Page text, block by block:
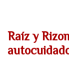
Raíz y